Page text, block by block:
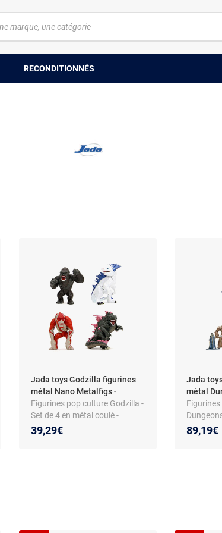
RECONDITIONNÉS
Jada toys Godzilla figurines
métal Nano Metalfigs-
Figurines pop culture Godzilla -
Set de 4 en métal coulé -
Finition die-cast - Série 1 - Dès
8 ans
39,29€
Jada
métal
moulé
89,19€